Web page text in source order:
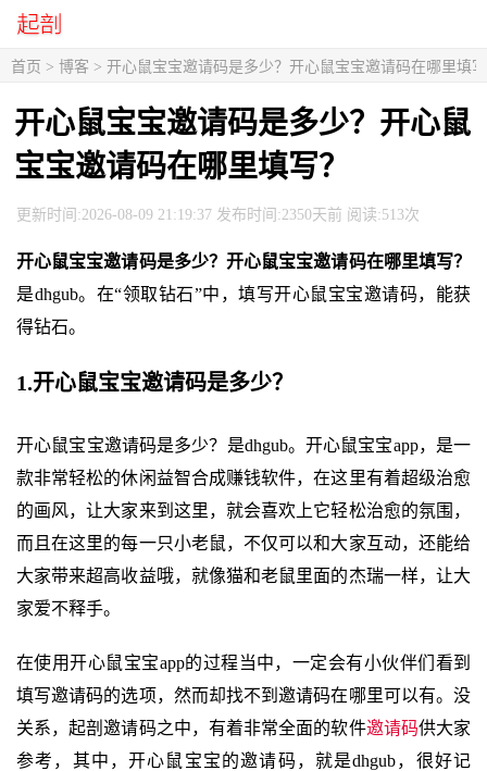
首页 > 博客 > 开心鼠宝宝邀请码是多少？开心鼠宝宝邀请码在哪里填
开心鼠宝宝邀请码是多少？开心鼠
宝宝邀请码在哪里填写？
更新时间:2026-08-09 21:19:37 发布时间:2350天前 阅读:513次
开心鼠宝宝邀请码是多少？开心鼠宝宝邀请码在哪里填写？
是dhgub。在“领取钻石”中，填写开心鼠宝宝邀请码，能获
得钻石。
1.开心鼠宝宝邀请码是多少？
开心鼠宝宝邀请码是多少？是dhgub。开心鼠宝宝app，是一
款非常轻松的休闲益智合成赚钱软件，在这里有着超级治愈
的画风，让大家来到这里，就会喜欢上它轻松治愈的氛围，
而且在这里的每一只小老鼠，不仅可以和大家互动，还能给
大家带来超高收益哦，就像猫和老鼠里面的杰瑞一样，让大
家爱不释手。
在使用开心鼠宝宝app的过程当中，一定会有小伙伴们看到
填写邀请码的选项，然而却找不到邀请码在哪里可以有。没
关系，起剖邀请码之中，有着非常全面的软件邀请码供大家
参考，其中，开心鼠宝宝的邀请码，就是dhgub，很好记